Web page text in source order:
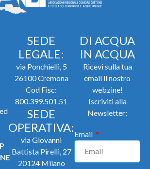
SEDE
LEGALE:
via Ponchielli, 5
26100 Cremona
Cod Fisc:
800.399.501.51
SEDE
OPERATIVA:
via Giovanni
Battista Pirelli, 27
20124 Milano
DI ACQUA
IN ACQUA
Ricevi sulla tua
email il nostro
webzine!
Iscriviti alla
Newsletter:
Email